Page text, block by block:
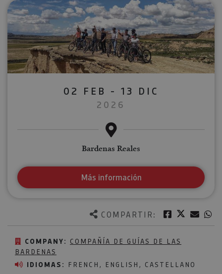
COMPARTIR: Facebook
Twitter
COMPANY: COMPAÑÍA DE GUÍAS DE LAS
BARDENAS
IDIOMAS: FRENCH, ENGLISH, CASTELLANO
02 FEB - 13 DIC
2026
Bardenas Reales
Más información